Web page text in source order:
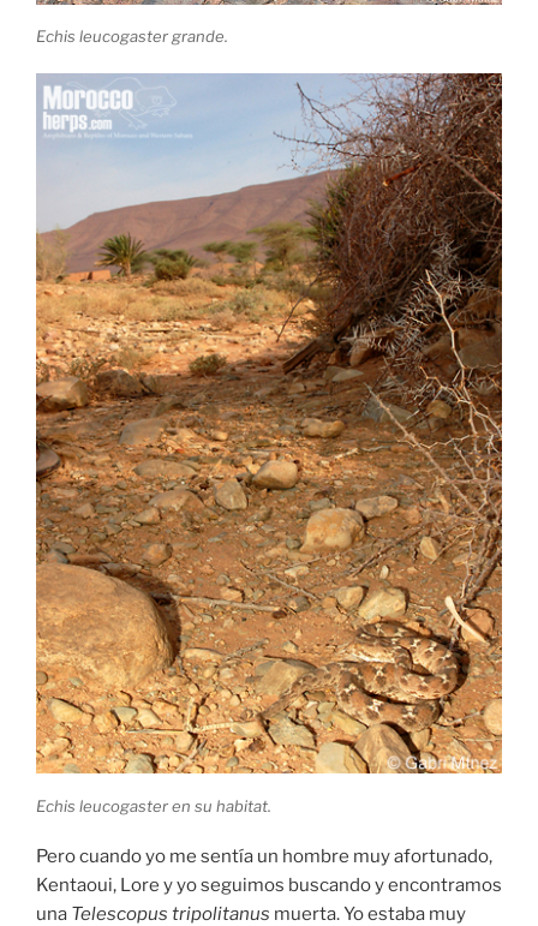
Echis leucogaster grande.
Echis leucogaster en su habitat.
Pero cuando yo me sentía un hombre muy afortunado,
Kentaoui, Lore y yo seguimos buscando y encontramos
una Telescopus tripolitanus muerta. Yo estaba muy